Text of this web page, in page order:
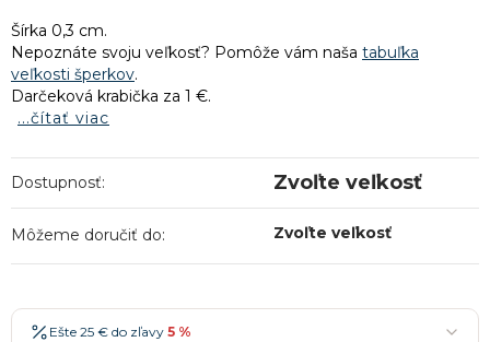
Šírka 0,3 cm.
Nepoznáte svoju veľkosť? Pomôže vám naša tabuľka
veľkosti šperkov.
Darčeková krabička za 1 €.
...čítať viac
Dostupnosť: Zvoľte veľkosť
Môžeme doručiť do: Zvoľte veľkosť
Ešte 25 € do zľavy 5 %